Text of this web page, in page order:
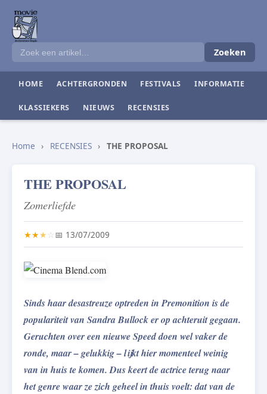
Zoeken
HOME ACHTERGRONDEN FESTIVALS INFORMATIE
KLASSIEKERS NIEUWS RECENSIES
Home › RECENSIES › THE PROPOSAL
THE PROPOSAL
Zomerliefde
★★★ ☆📅 13/07/2009
Sinds haar desastreuze optreden in Premonition is de
populariteit van Sandra Bullock er op achteruit gegaan.
Geruchten over een nieuwe Speed doen wel vaker de
ronde, maar – gelukkig – lijkt hier momenteel weinig
van in huis te komen. Dus keert de actrice terug naar
het genre waar ze zich geheel in thuis voelt: dat van de